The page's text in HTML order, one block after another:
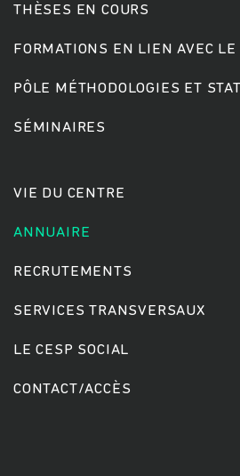
THÈSES EN COURS
FORMATIONS EN LIEN AVEC LE
PÔLE MÉTHODOLOGIES ET
SÉMINAIRES
VIE DU CENTRE
ANNUAIRE
RECRUTEMENTS
SERVICES TRANSVERSAUX
LE CESP SOCIAL
CONTACT/ACCÈS